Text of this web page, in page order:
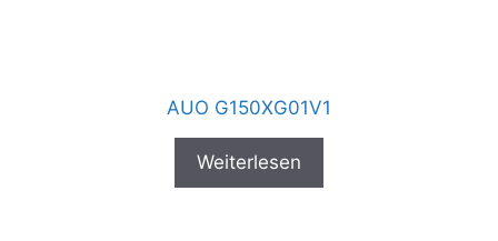
AUO G150XG01V1
Weiterlesen